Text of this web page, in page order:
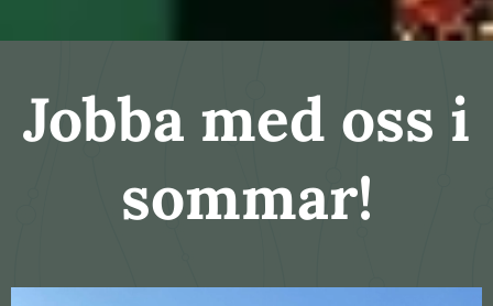
Jobba med oss i
sommar!